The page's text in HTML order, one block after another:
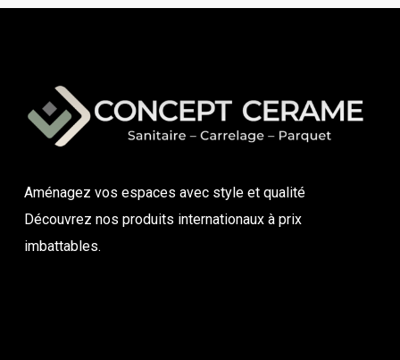
Aménagez vos espaces avec style et qualité
Découvrez nos produits internationaux à prix
imbattables.